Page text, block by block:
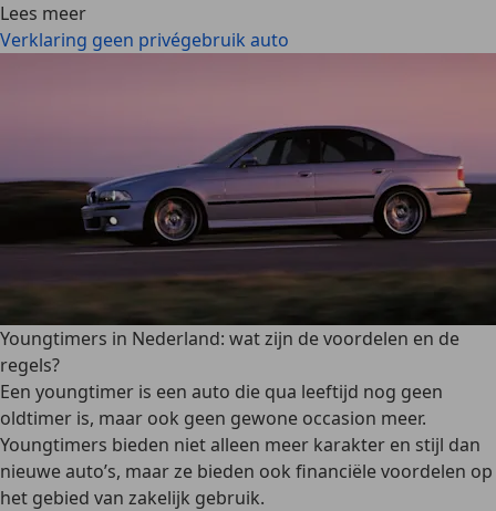
Lees meer
Verklaring geen privégebruik auto
Youngtimers in Nederland: wat zijn de voordelen en de
regels?
Een youngtimer is een auto die qua leeftijd nog geen
oldtimer is, maar ook geen gewone occasion meer.
Youngtimers bieden niet alleen meer karakter en stijl dan
nieuwe auto’s, maar ze bieden ook financiële voordelen op
het gebied van zakelijk gebruik.